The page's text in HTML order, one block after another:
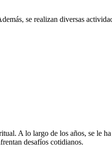
se realizan diversas
A lo largo de los años, se le
desafíos cotidianos.